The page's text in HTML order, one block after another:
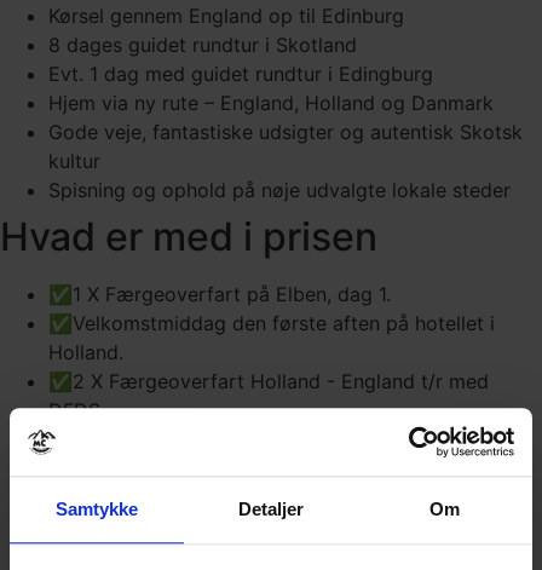
Samtykke Detaljer Om
Kørsel gennem England op til Edinburg
8 dages guidet rundtur i Skotland
Evt. 1 dag med guidet rundtur i Edingburg
Hjem via ny rute – England, Holland og Danmark
Gode veje, fantastiske udsigter og autentisk Skotsk
kultur
Spisning og ophold på nøje udvalgte lokale steder
Hvad er med i prisen
✅1 X Færgeoverfart på Elben, dag 1.
✅Velkomstmiddag den første aften på hotellet i
Holland.
✅2 X Færgeoverfart Holland - England t/r med
DFDS.
✅Indvendig lugar i delt 2-mands kahyt med
mod et tillæg.
✅2 X Buffet af aftensmad og morgenmad på